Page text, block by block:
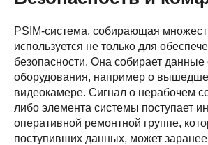
PSIM-система, собирающая
используется не только для
безопасности. Она собирает данные
оборудования, например о
видеокамере. Сигнал о нерабочем
либо элемента системы поступает
оперативной ремонтной группе,
поступивших данных, может